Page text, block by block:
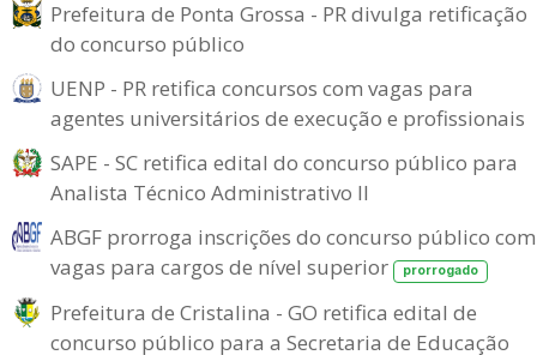
Prefeitura de Ponta Grossa - PR divulga retificação
do concurso público
UENP - PR retifica concursos com vagas para
agentes universitários de execução e profissionais
SAPE - SC retifica edital do concurso público para
Analista Técnico Administrativo II
ABGF prorroga inscrições do concurso público com
vagas para cargos de nível superior
prorrogado
Prefeitura de Cristalina - GO retifica edital de
concurso público para a Secretaria de Educação